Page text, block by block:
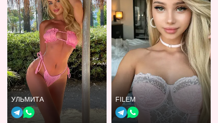
УЛЬМИТА FILEM